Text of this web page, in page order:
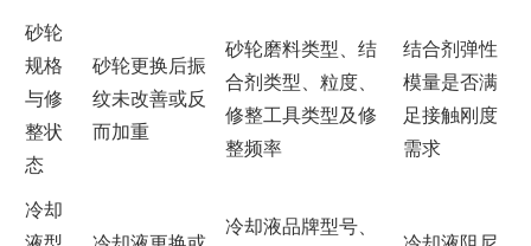
砂轮
规格
与修
整状
态
砂轮更换后振
纹未改善或反
而加重
砂轮磨料类型、结
合剂类型、粒度、
修整工具类型及修
整频率
结合剂弹性
模量是否满
足接触刚度
需求
冷却
冷却液品牌型号、